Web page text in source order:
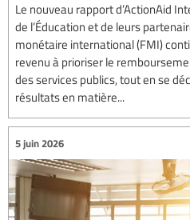
Le nouveau rapport d’ActionAid
de l’Éducation et de leurs
monétaire international (FMI)
revenu à prioriser le
des services publics, tout en se
résultats en matière...
5 juin 2026